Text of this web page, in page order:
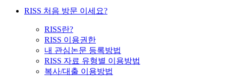
RISS 처음 방문 이세요?
RISS란?
RISS 이용권한
내 관심논문 등록방법
RISS 자료 유형별 이용방법
복사/대출 이용방법